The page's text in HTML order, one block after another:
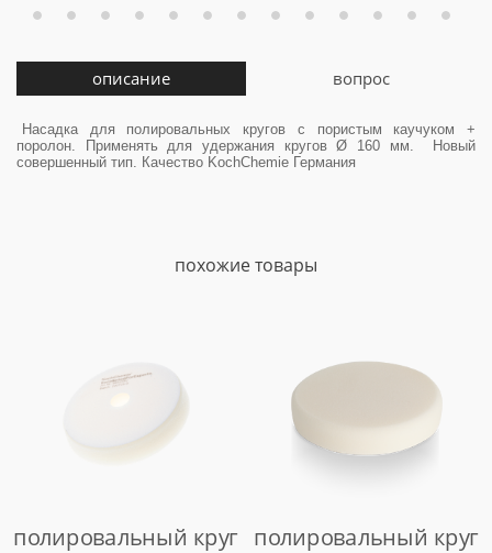
описание вопрос
Насадка для полировальных кругов с пористым каучуком +
поролон. Применять для удержания кругов Ø 160 мм. Новый
совершенный тип. Качество KochChemie Германия
похожие товары
полировальный круг полировальный круг